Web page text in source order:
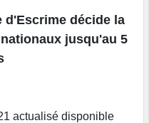
d'Escrime décide la
nationaux jusqu'au 5
actualisé disponible